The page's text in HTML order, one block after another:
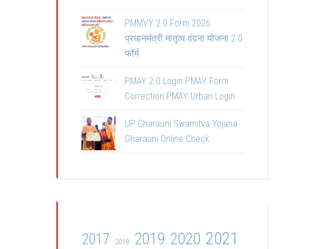
PMMVY 2.0 Form 2026
प्रधानमंत्री मातृत्व वंदना योजना 2.0
फॉर्म
PMAY 2.0 Login PMAY Form
Correction PMAY Urban Login
UP Gharauni Swamitva Yojana
Gharauni Online Check
2017 2018 2019 2020 2021